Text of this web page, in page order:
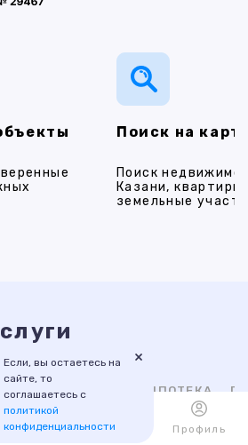
Поиск на
Поиск
Казани,
земельные
НОВОСТРОЙКИ ИПОТЕКА
Если, вы остаетесь на
сайте, то
соглашаетесь с
политикой
конфиденциальности
×
Избранное Профиль